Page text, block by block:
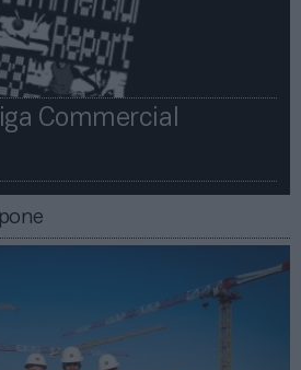
Commercial